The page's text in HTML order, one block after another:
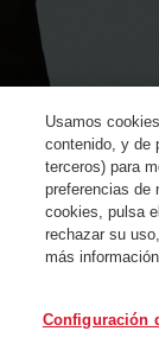
Usamos
contenido, y de
terceros) para
preferencias de
cookies, pulsa
rechazar su
más
Configuración